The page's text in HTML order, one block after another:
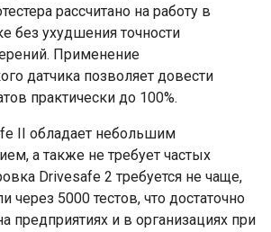
рассчитано на работу в
без ухудшения точности
Применение
датчика позволяет довести
практически до 100%.
II обладает небольшим
а также не требует частых
Drivesafe 2 требуется не чаще,
через 5000 тестов, что достаточно
предприятиях и в организациях при